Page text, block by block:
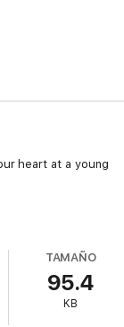
heart at a young
TAMAÑO
95.4
KB